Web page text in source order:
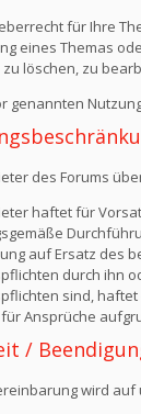
für Ihre
eines Themas
löschen, zu
genannten
des Forums
haftet für
auf Ersatz des
durch ihn
sind,
Ansprüche
/
wird